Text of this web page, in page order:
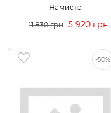
Намисто
11 830 грн 5 920 грн
-50%